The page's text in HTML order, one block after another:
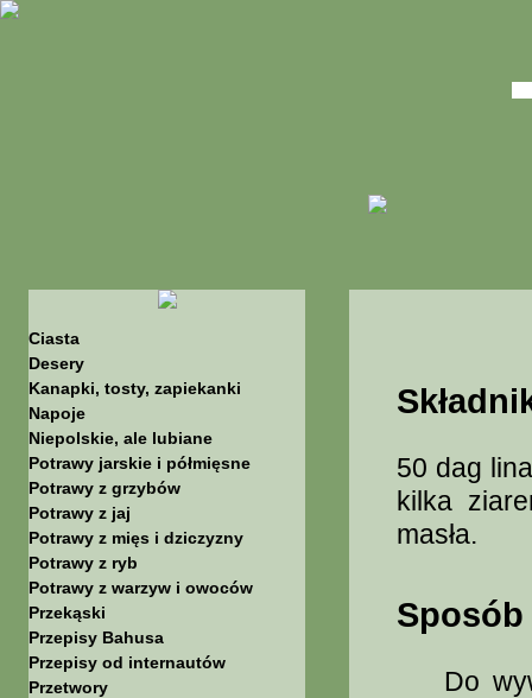
Ciasta
Desery
Kanapki, tosty, zapiekanki
Napoje
Niepolskie, ale lubiane
Potrawy jarskie i półmięsne
Potrawy z grzybów
Potrawy z jaj
Potrawy z mięs i dziczyzny
Potrawy z ryb
Potrawy z warzyw i owoców
Przekąski
Przepisy Bahusa
Przepisy od internautów
Przetwory
50 dag
kilka
masła.
Do